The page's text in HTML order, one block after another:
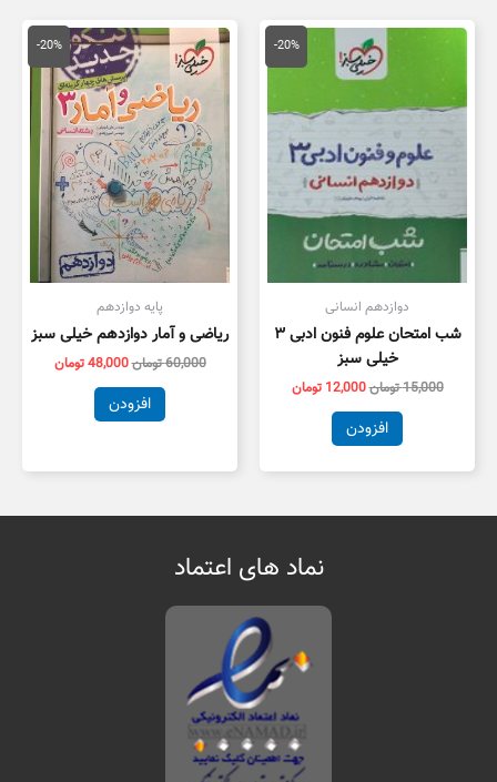
-20%
دوازدهم انسانی
شب امتحان علوم فنون ادبی ۳
خیلی سبز
15,000تومان
قیمت
اصلی
15,000 تومان
بود.
12,000 تومان
قیمت
فعلی
افزودن
-20%
پایه دوازدهم
ریاضی و آمار دوازدهم خیلی سبز
60,000تومان
قیمت
اصلی
60,000 تومان
بود.
48,000تومان
قیمت
فعلی
افزودن
نماد های اعتماد